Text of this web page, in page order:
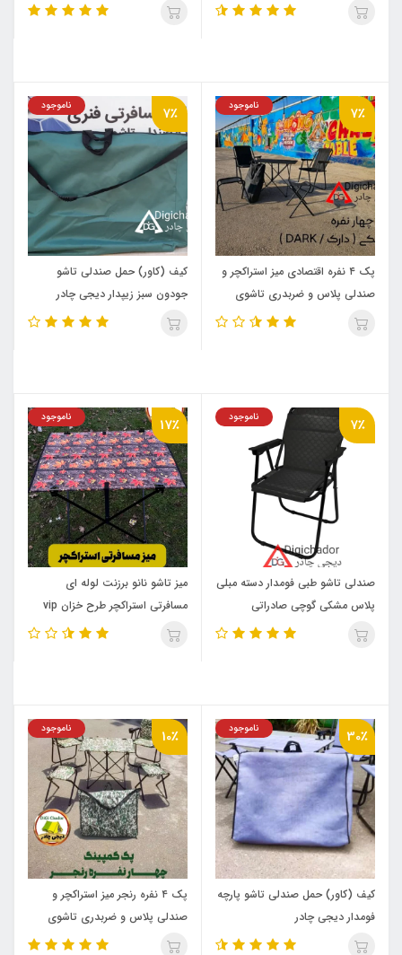
7٪ ناموجود
پک ۴ نفره اقتصادی میز استراکچر و
صندلی پلاس و ضربدری تاشوی
مشکی دیجی چادر
7٪ ناموجود
کیف (کاور) حمل صندلی تاشو
جودون سبز زیپدار دیجی چادر
7٪ ناموجود
صندلی تاشو طبی فومدار دسته مبلی
پلاس مشکی گوچی صادراتی
17٪ ناموجود
میز تاشو نانو برزنت لوله ای
مسافرتی استراکچر طرح خزان vip
30٪ ناموجود
کیف (کاور) حمل صندلی تاشو پارچه
فومدار دیجی چادر
10٪ ناموجود
پک ۴ نفره رنجر میز استراکچر و
صندلی پلاس و ضربدری تاشوی
دیجی چادر